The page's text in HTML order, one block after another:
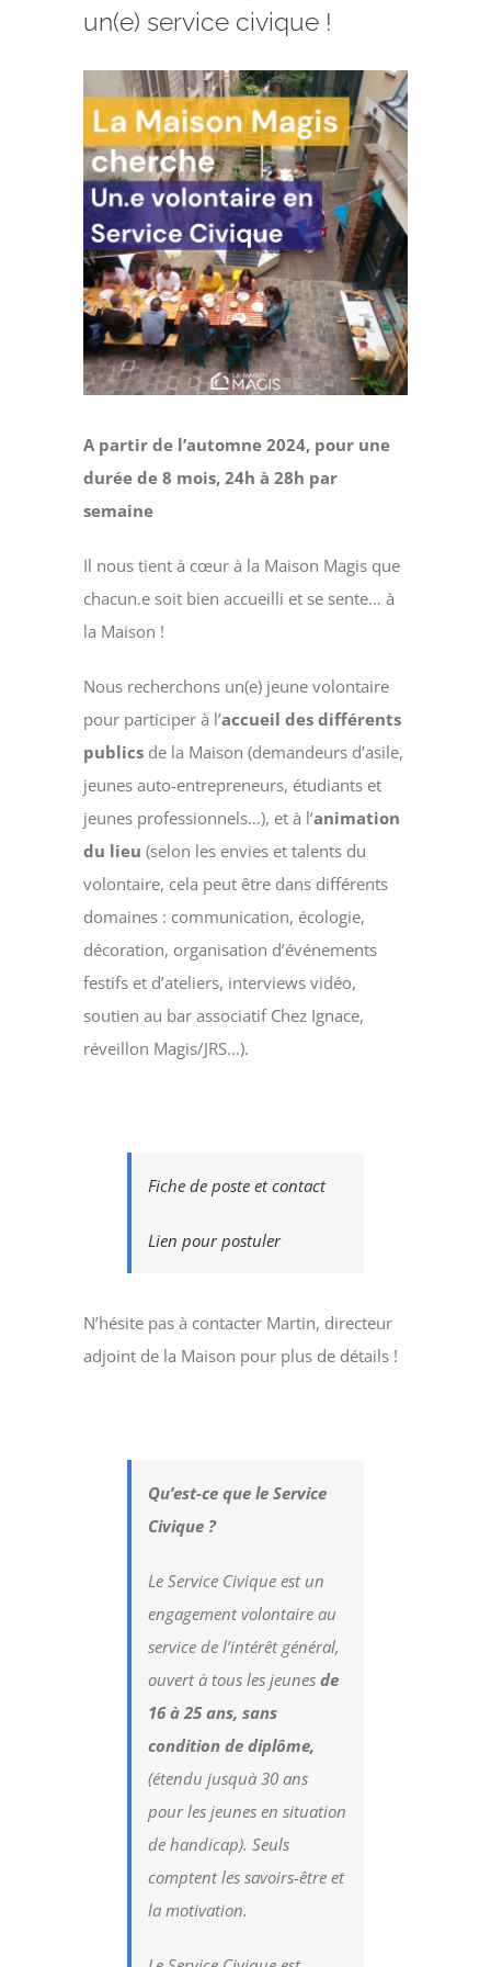
Magis Paris
Cowork Magis
JRS France
Réseau Magis
Rechercher
un(e) service civique !
l'image
agrandie
A partir de l’automne 2024, pour une
durée de 8 mois, 24h à 28h par
semaine
Il nous tient à cœur à la Maison Magis que
chacun.e soit bien accueilli et se sente… à
la Maison !
Nous recherchons un(e) jeune volontaire
pour participer à l’accueil des différents
publics de la Maison (demandeurs d’asile,
jeunes auto-entrepreneurs, étudiants et
jeunes professionnels…), et à l’animation
du lieu (selon les envies et talents du
volontaire, cela peut être dans différents
domaines : communication, écologie,
décoration, organisation d’événements
festifs et d’ateliers, interviews vidéo,
soutien au bar associatif Chez Ignace,
réveillon Magis/JRS…).
Fiche de poste et contact
Lien pour postuler
N’hésite pas à contacter Martin, directeur
adjoint de la Maison pour plus de détails !
Qu’est-ce que le Service
Civique ?
Le Service Civique est un
engagement volontaire au
service de l’intérêt général,
ouvert à tous les jeunesde
16 à 25 ans, sans
condition de diplôme,
(étendu jusquà 30 ans
pour les jeunes en situation
de handicap). Seuls
comptent les savoirs-être et
la motivation.